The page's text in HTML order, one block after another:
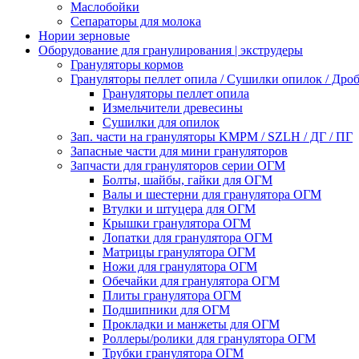
Маслобойки
Сепараторы для молока
Нории зерновые
Оборудование для гранулирования | экструдеры
Грануляторы кормов
Грануляторы пеллет опила / Сушилки опилок /
Грануляторы пеллет опила
Измельчители древесины
Сушилки для опилок
Зап. части на грануляторы KMPM / SZLH / ДГ / ПГ
Запасные части для мини грануляторов
Запчасти для грануляторов серии ОГМ
Болты, шайбы, гайки для ОГМ
Валы и шестерни для гранулятора ОГМ
Втулки и штуцера для ОГМ
Крышки гранулятора ОГМ
Лопатки для гранулятора ОГМ
Матрицы гранулятора ОГМ
Ножи для гранулятора ОГМ
Обечайки для гранулятора ОГМ
Плиты гранулятора ОГМ
Подшипники для ОГМ
Прокладки и манжеты для ОГМ
Роллеры/ролики для гранулятора ОГМ
Трубки гранулятора ОГМ